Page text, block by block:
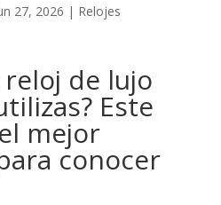
27, 2026 | Relojes
de lujo
Este
mejor
conocer